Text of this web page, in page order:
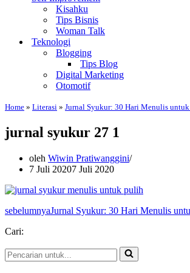
Kisahku
Tips Bisnis
Woman Talk
Teknologi
Blogging
Tips Blog
Digital Marketing
Otomotif
Home » Literasi » Jurnal Syukur: 30 Hari Menulis
jurnal syukur 27 1
oleh Wiwin Pratiwanggini
7 Juli 20207 Juli 2020
sebelumnyaJurnal Syukur: 30 Hari Menulis
Cari:
Pencarian
untuk...